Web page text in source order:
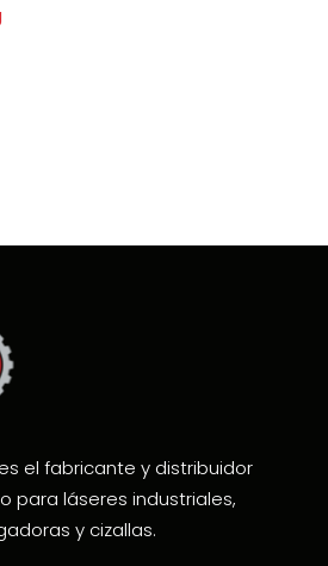
el fabricante y distribuidor
para láseres industriales,
y cizallas.